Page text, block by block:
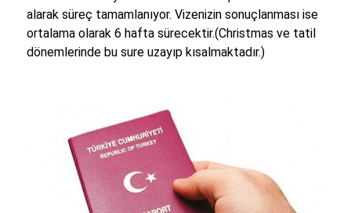
alarak süreç tamamlanıyor. Vizenizin sonuçlanması ise
ortalama olarak 6 hafta sürecektir.(Christmas ve tatil
dönemlerinde bu sure uzayıp kısalmaktadır.)